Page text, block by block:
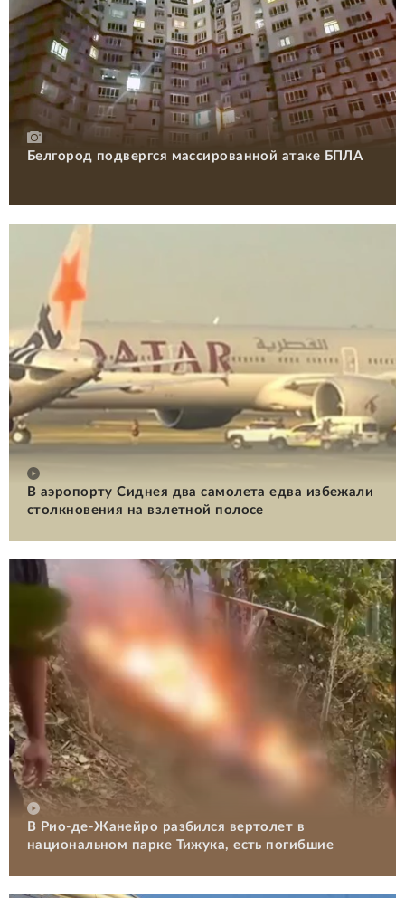
Белгород подвергся массированной атаке БПЛА
В аэропорту Сиднея два самолета едва избежали
столкновения на взлетной полосе
В Рио-де-Жанейро разбился вертолет в
национальном парке Тижука, есть погибшие